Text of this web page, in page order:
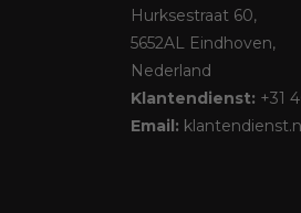
Hurksestraat 60,
5652AL Eindhoven,
Nederland
Klantendienst: +31
Email: